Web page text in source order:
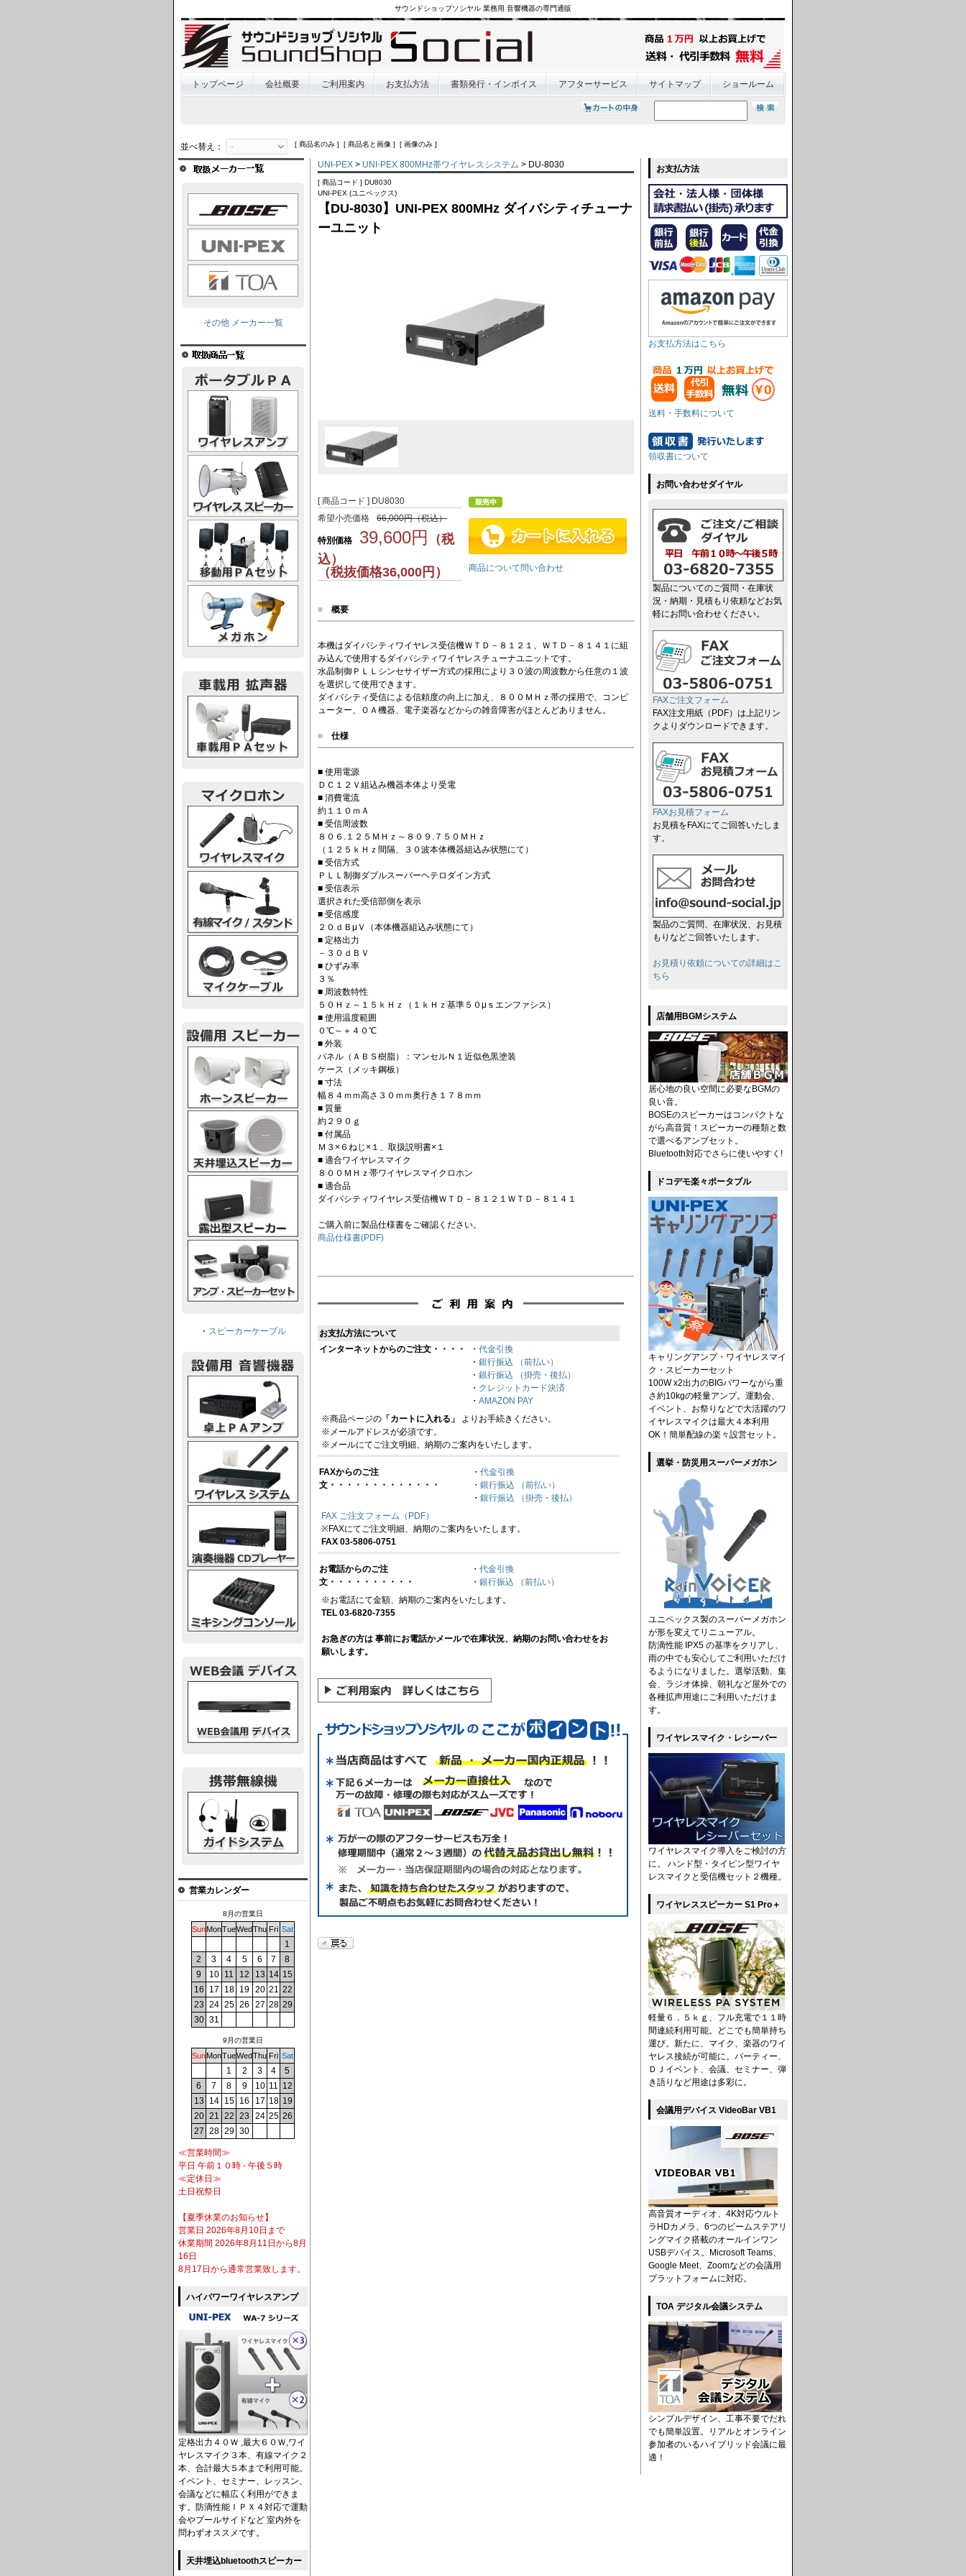
サウンドショップソシヤル 業務用 音響機器の専門通販
トップページ 会社概要 ご利用案内 お支払方法 書類発行・インボイス アフターサービス サイトマップ ショールーム
並べ替え： [ 商品名のみ ] [ 商品名と画像 ] [ 画像のみ ]
UNI-PEX > UNI-PEX 800MHz帯ワイヤレスシステム > DU-8030
[ 商品コード ] DU8030
UNI-PEX (ユニペックス)
【DU-8030】UNI-PEX 800MHz ダイバシティチューナ
ーユニット
[ 商品コード ] DU8030
希望小売価格
66,000円（税込）
特別価格 39,600円 （税
込）
（税抜価格36,000円）
商品について問い合わせ
■ 概要
本機はダイバシティワイヤレス受信機ＷＴＤ－８１２１、ＷＴＤ－８１４１に組
み込んで使用するダイバシティワイヤレスチューナユニットです。
水晶制御ＰＬＬシンセサイザー方式の採用により３０波の周波数から任意の１波
を選択して使用できます。
ダイバシティ受信による信頼度の向上に加え、８００ＭＨｚ帯の採用で、コンピ
ューター、ＯＡ機器、電子楽器などからの雑音障害がほとんどありません。
■ 仕様
■ 使用電源
ＤＣ１２Ｖ組込み機器本体より受電
■ 消費電流
約１１０ｍＡ
■ 受信周波数
８０６.１２５ＭＨｚ～８０９.７５０ＭＨｚ
（１２５ｋＨｚ間隔、３０波本体機器組込み状態にて）
■ 受信方式
ＰＬＬ制御ダブルスーパーヘテロダイン方式
■ 受信表示
選択された受信部側を表示
■ 受信感度
２０ｄＢμＶ（本体機器組込み状態にて）
■ 定格出力
－３０ｄＢＶ
■ ひずみ率
３％
■ 周波数特性
５０Ｈｚ～１５ｋＨｚ（１ｋＨｚ基準５０μｓエンファシス）
■ 使用温度範囲
０℃～＋４０℃
■ 外装
パネル（ＡＢＳ樹脂）：マンセルＮ１近似色黒塗装
ケース（メッキ鋼板）
■ 寸法
幅８４ｍｍ高さ３０ｍｍ奥行き１７８ｍｍ
■ 質量
約２９０ｇ
■ 付属品
Ｍ３×６ねじ×１、取扱説明書×１
■ 適合ワイヤレスマイク
８００ＭＨｚ帯ワイヤレスマイクロホン
■ 適合品
ダイバシティワイヤレス受信機ＷＴＤ－８１２１ＷＴＤ－８１４１
ご購入前に製品仕様書をご確認ください。
商品仕様書(PDF)
お支払方法について
インターネットからのご注文・・・・
・ 代金引換
・ 銀行振込 （前払い）
・ 銀行振込 （掛売・後払）
・ クレジットカード決済
・ AMAZON PAY
※商品ページの 「カートに入れる」
よりお手続きください。
※メールアドレスが必須です。
※メールにてご注文明細、納期のご案内をいたします。
FAXからのご注
文・・・・・・・・・・・・・
・ 代金引換
・ 銀行振込 （前払い）
・ 銀行振込 （掛売・後払）
FAX ご注文フォーム（PDF）
※FAXにてご注文明細、納期のご案内をいたします。
FAX 03-5806-0751
お電話からのご注
文・・・・・・・・・・
・ 代金引換
・ 銀行振込 （前払い）
※お電話にて金額、納期のご案内をいたします。
TEL 03-6820-7355
お急ぎの方は 事前にお電話かメールで在庫状況、納期のお問い合わせをお
願いします。
その他 メーカー一覧
・ スピーカーケーブル
営業カレンダー
8月の営業日
SunMonTueWedThu Fri Sat
1
2
3 4 5 6 7
8
9
10 11 12 13 14 15
16
17 18 19 20 21 22
23 24 25 26 27 28 29
30 31
9月の営業日
SunMonTueWedThu Fri Sat
1 2 3 4
5
6
7 8 9 10 11 12
13
14 15 16 17 18 19
20 21 22 23 24 25 26
27 28 29 30
≪営業時間≫
平日 午前１０時 - 午後５時
≪定休日≫
土日祝祭日
【夏季休業のお知らせ】
営業日 2026年8月10日まで
休業期間 2026年8月11日から8月
16日
8月17日から通常営業致します。
ハイパワーワイヤレスアンプ
定格出力４０Ｗ ,最大６０Ｗ,ワイ
ヤレスマイク３本、有線マイク２
本、合計最大５本まで利用可能。
イベント、セミナー、レッスン、
会議などに幅広く利用ができま
す。防滴性能ＩＰＸ４対応で運動
会やプールサイドなど 室内外を
問わずオススメです。
天井埋込bluetoothスピーカー
お支払方法
お支払方法はこちら
送料・手数料について
領収書について
お問い合わせダイヤル
製品についてのご質問・在庫状
況・納期・見積もり依頼などお気
軽にお問い合わせください。
FAXご注文フォーム
FAX注文用紙（PDF）は上記リン
クよりダウンロードできます。
FAXお見積フォーム
お見積をFAXにてご回答いたしま
す。
製品のご質問、在庫状況、お見積
もりなどご回答いたします。
お見積り依頼についての詳細はこ
ちら
店舗用BGMシステム
居心地の良い空間に必要なBGMの
良い音。
BOSEのスピーカーはコンパクトな
がら高音質！スピーカーの種類と数
で選べるアンプセット。
Bluetooth対応でさらに使いやすく!
ドコデモ楽々ポータブル
キャリングアンプ・ワイヤレスマイ
ク・スピーカーセット
100W x2出力のBIGパワーながら重
さ約10kgの軽量アンプ。運動会、
イベント、お祭りなどで大活躍のワ
イヤレスマイクは最大４本利用
OK！簡単配線の楽々設営セット。
選挙・防災用スーパーメガホン
ユニペックス製のスーパーメガホン
が形を変えてリニューアル。
防滴性能 IPX5 の基準をクリアし、
雨の中でも安心してご利用いただけ
るようになりました。選挙活動、集
会、ラジオ体操、朝礼など屋外での
各種拡声用途にご利用いただけま
す。
ワイヤレスマイク・レシーバー
ワイヤレスマイク導入をご検討の方
に。 ハンド型・タイピン型ワイヤ
レスマイクと受信機セット２機種。
ワイヤレススピーカー S1 Pro＋
軽量６．５ｋｇ、フル充電で１１時
間連続利用可能。どこでも簡単持ち
運び。新たに、マイク、楽器のワイ
ヤレス接続が可能に。パーティー、
ＤＪイベント、会議、セミナー、弾
き語りなど用途は多彩に。
会議用デバイス VideoBar VB1
高音質オーディオ、4K対応ウルト
ラHDカメラ、6つのビームステアリ
ングマイク搭載のオールインワン
USBデバイス。Microsoft Teams、
Google Meet、Zoomなどの会議用
プラットフォームに対応。
TOA デジタル会議システム
シンプルデザイン、工事不要でだれ
でも簡単設置。リアルとオンライン
参加者のいるハイブリッド会議に最
適！